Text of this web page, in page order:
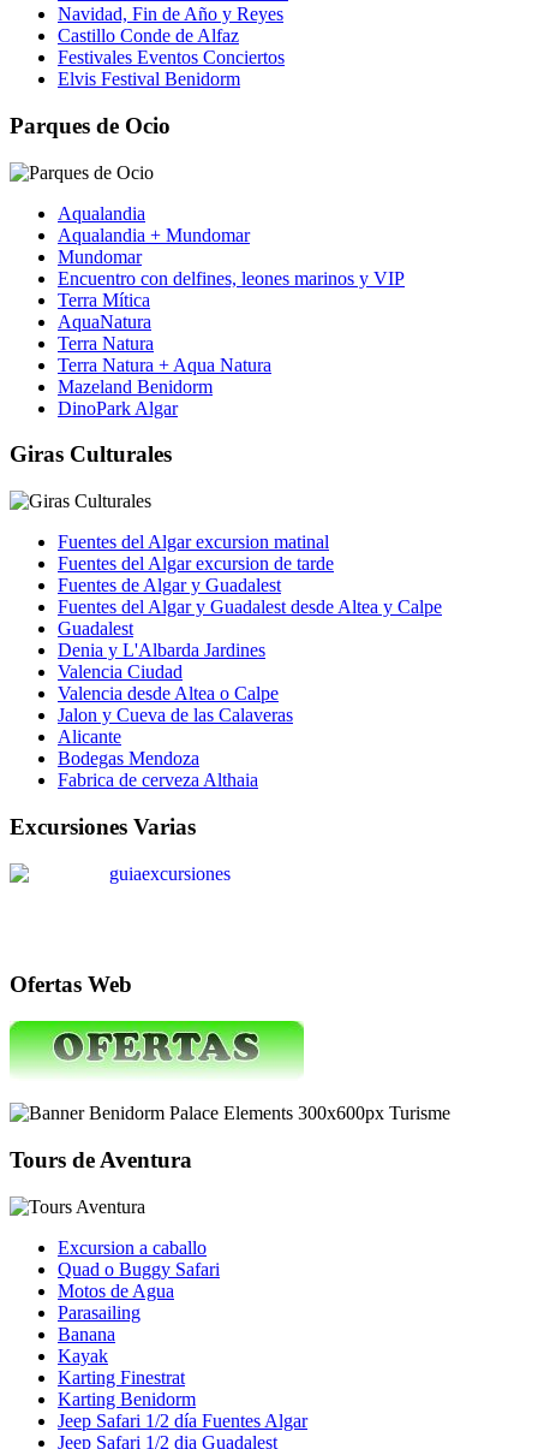
Navidad, Fin de Año y Reyes
Castillo Conde de Alfaz
Festivales Eventos Conciertos
Elvis Festival Benidorm
Parques de Ocio
Aqualandia
Aqualandia + Mundomar
Mundomar
Encuentro con delfines, leones marinos y VIP
Terra Mítica
AquaNatura
Terra Natura
Terra Natura + Aqua Natura
Mazeland Benidorm
DinoPark Algar
Giras Culturales
Fuentes del Algar excursion matinal
Fuentes del Algar excursion de tarde
Fuentes de Algar y Guadalest
Fuentes del Algar y Guadalest desde Altea y Calpe
Guadalest
Denia y L'Albarda Jardines
Valencia Ciudad
Valencia desde Altea o Calpe
Jalon y Cueva de las Calaveras
Alicante
Bodegas Mendoza
Fabrica de cerveza Althaia
Excursiones Varias
Ofertas Web
Tours de Aventura
Excursion a caballo
Quad o Buggy Safari
Motos de Agua
Parasailing
Banana
Kayak
Karting Finestrat
Karting Benidorm
Jeep Safari 1/2 día Fuentes Algar
Jeep Safari 1/2 dia Guadalest